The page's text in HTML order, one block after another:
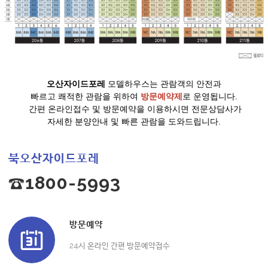
오산자이드포레 모델하우스는 관람객의 안전과
빠르고 쾌적한 관람을 위하여 방문예약제로 운영됩니다.
간편 온라인접수 및 방문예약을 이용하시면 전문상담사가
자세한 분양안내 및 빠른 관람을 도와드립니다.
북오산자이드포레
☎1800-5993
방문예약
24시 온라인 간편 방문예약접수